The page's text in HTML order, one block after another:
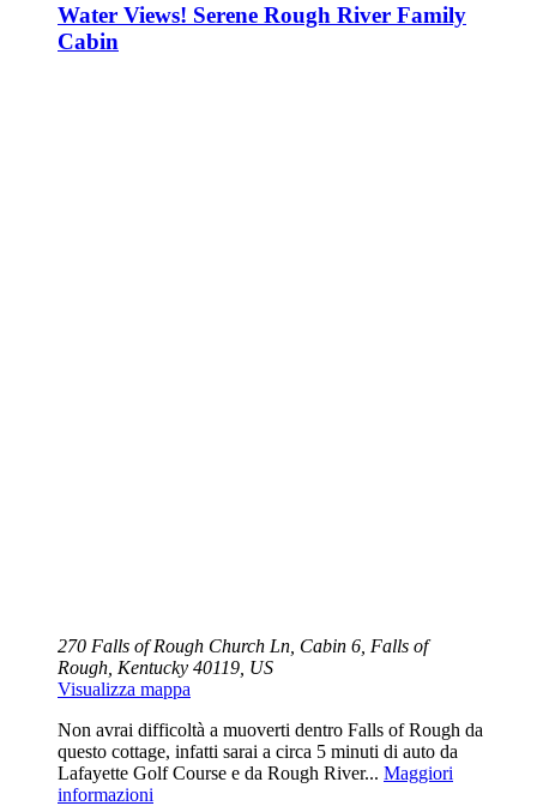
Water Views! Serene Rough River Family
Cabin
270 Falls of Rough Church Ln, Cabin 6, Falls of
Rough, Kentucky 40119, US
Visualizza mappa
Non avrai difficoltà a muoverti dentro Falls of Rough da
questo cottage, infatti sarai a circa 5 minuti di auto da
Lafayette Golf Course e da Rough River... Maggiori
informazioni